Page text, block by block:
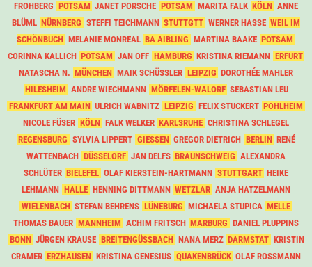
FROHBERG POTSAM JANET PORSCHE POTSAM MARITA FALK KÖLN ANNE
BLÜML NÜRNBERG STEFFI TEICHMANN STUTTGTT WERNER HASSE WEIL IM
SCHÖNBUCH MELANIE MONREAL BA AIBLING MARTINA BAAKE POTSAM
CORINNA KALLICH POTSAM JAN OFF HAMBURG KRISTINA RIEMANN ERFURT
NATASCHA N. MÜNCHEN MAIK SCHÜSSLER LEIPZIG DOROTHÉE MAHLER
HILESHEIM ANDRE WIECHMANN MÖRFELEN-WALORF SEBASTIAN LEU
FRANKFURT AM MAIN ULRICH WABNITZ LEIPZIG FELIX STUCKERT POHLHEIM
NICOLE FÜSER KÖLN FALK WELKER KARLSRUHE CHRISTINA SCHLEGEL
REGENSBURG SYLVIA LIPPERT GIESSEN GREGOR DIETRICH BERLIN RENÉ
WATTENBACH DÜSSELORF JAN DELFS BRAUNSCHWEIG ALEXANDRA
SCHLÜTER BIELEFEL OLAF KIERSTEIN-HARTMANN STUTTGART HEIKE
LEHMANN HALLE HENNING DITTMANN WETZLAR ANJA HATZELMANN
WIELENBACH STEFAN BEHRENS LÜNEBURG MICHAELA STUPICA MELLE
THOMAS BAUER MANNHEIM ACHIM FRITSCH MARBURG DANIEL PLUPPINS
BONN JÜRGEN KRAUSE BREITENGÜSSBACH NANA MERZ DARMSTAT KRISTIN
CRAMER ERZHAUSEN KRISTINA GENESIUS QUAKENBRÜCK OLAF ROSSMANN